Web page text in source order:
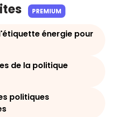
PREMIUM
énergie pour
de la politique
politiques